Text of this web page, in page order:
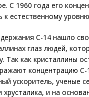
С 1960 года его
естественному
С-14 нашло
глаз людей,
Так как кристаллины
концентрацию
ускоритель, ученые
и на